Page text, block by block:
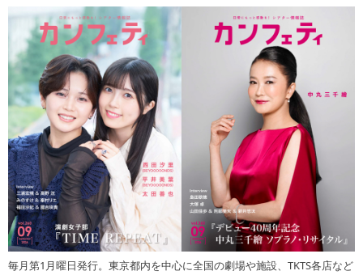
毎月第1月曜日発行。東京都内を中心に全国の劇場や施設、TKTS各店など